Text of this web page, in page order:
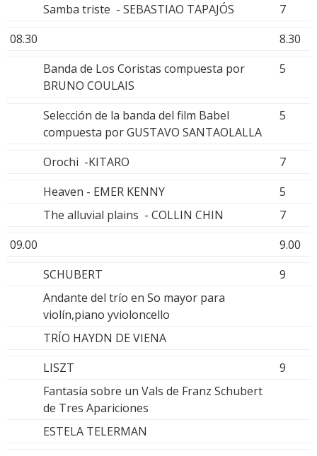
Samba triste - SEBASTIAO TAPAJÓS
7
08.30
8.30
Banda de Los Coristas compuesta por
BRUNO COULAIS
5
Selección de la banda del film Babel
compuesta por GUSTAVO SANTAOLALLA
5
Orochi -KITARO
7
Heaven - EMER KENNY
5
The alluvial plains - COLLIN CHIN
7
09.00
9.00
SCHUBERT
9
Andante del trío en So mayor para
violín,piano yvioloncello
TRÍO HAYDN DE VIENA
LISZT
9
Fantasía sobre un Vals de Franz Schubert
de Tres Apariciones
ESTELA TELERMAN